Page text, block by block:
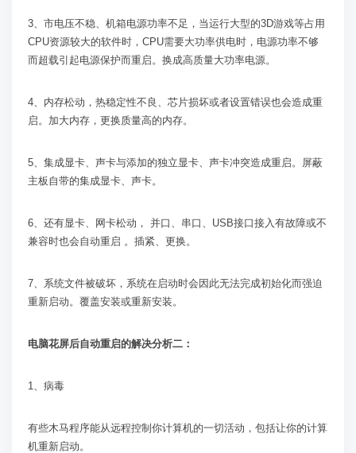
3、市电压不稳、机箱电源功率不足，当运行大型的3D游戏等占用
CPU资源较大的软件时， CPU需要大功率供电时，电源功率不够
而超载引起电源保护而重启。换成高质量大功率电源。
4、内存松动，热稳定性不良、芯片损坏或者设置错误也会造成重
启。加大内存，更换质量高的内存。
5、集成显卡、声卡与添加的独立显卡、声卡冲突造成重启。屏蔽
主板自带的集成显卡、声卡。
6、还有显卡、网卡松动， 并口、串口、 USB接口接入有故障或不
兼容时也会自动重启 。插紧、更换。
7、系统文件被破坏，系统在启动时会因此无法完成初始化而强迫
重新启动。覆盖安装或重新安装。
电脑花屏后自动重启的解决分析二：
1、病毒
有些木马程序能从远程控制你计算机的一切活动，包括让你的计算
机重新启动。